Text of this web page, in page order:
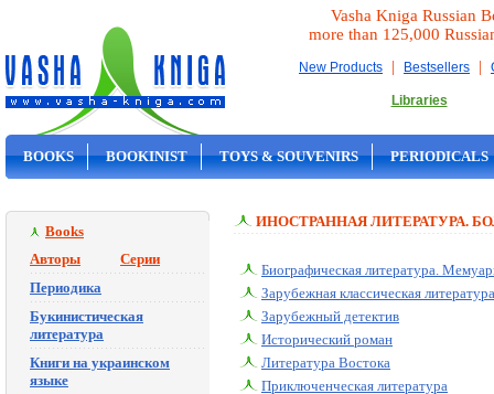
Vasha Kniga Russian
more than 125,000
New Products | Bestsellers |
Libraries
BOOKS BOOKINIST TOYS & SOUVENIRS PERIODICALS
Books
Авторы
Серии
Периодика
Букинистическая
литература
Книги на украинском
языке
ИНОСТРАННАЯ ЛИТЕРАТУРА.
Биографическая литература.
Зарубежная классическая литература
Зарубежный детектив
Исторический роман
Литература Востока
Приключенческая литература